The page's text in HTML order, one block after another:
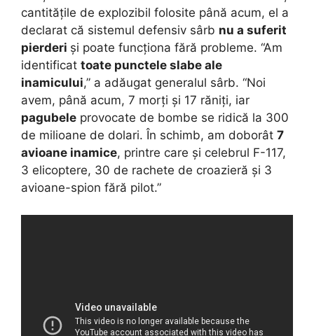
cantitățile de explozibil folosite până acum, el a
declarat că sistemul defensiv sârb nu a suferit
pierderi și poate funcționa fără probleme. “Am
identificat toate punctele slabe ale
inamicului,” a adăugat generalul sârb. “Noi
avem, până acum, 7 morți și 17 răniți, iar
pagubele provocate de bombe se ridică la 300
de milioane de dolari. În schimb, am doborât 7
avioane inamice, printre care și celebrul F-117,
3 elicoptere, 30 de rachete de croazieră și 3
avioane-spion fără pilot.”